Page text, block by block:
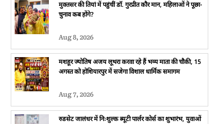
मुक्तसर की तियां में पहुंचीं डॉ. गुरप्रीत कौर मान, महिलाओं ने पूछा-
चुनाव कब होंगे?
Aug 8, 2026
मशहूर ज्योतिष अजय लूथरा करवा रहे हैं भव्य माता की चौकी, 15
अगस्त को होशियारपुर में सजेगा विशाल धार्मिक समागम
Aug 7, 2026
रुडसेट जालंधर में निःशुल्क ब्यूटी पार्लर कोर्स का शुभारंभ, युवाओं